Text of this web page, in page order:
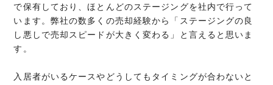
で保有しており、ほとんどのステージングを社内で行って
います。弊社の数多くの売却経験から「ステージングの良
し悪しで売却スピードが大きく変わる」と言えると思いま
す。
入居者がいるケースやどうしてもタイミングが合わないと